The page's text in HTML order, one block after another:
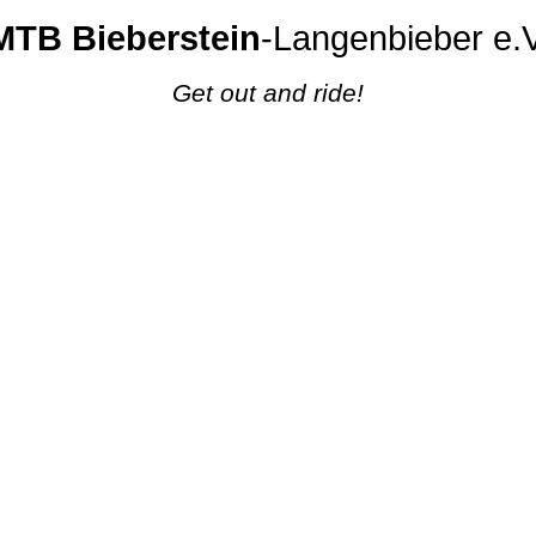
Bieberstein-Langenbieber
Get out and ride!